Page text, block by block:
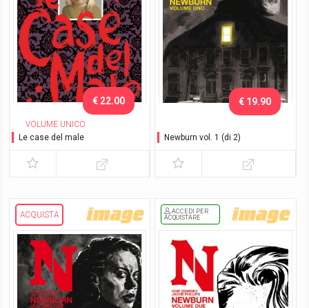
VOLUME UNICO
Le case del male
€ 22.00
Newburn vol. 1 (di 2)
€ 19.90
ACQUISTA
ACCEDI PER
ACQUISTARE